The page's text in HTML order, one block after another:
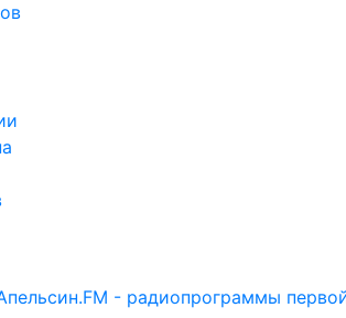
- радиопрограммы